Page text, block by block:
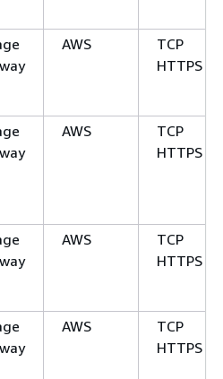
AWS
TCP
HTTPS
AWS
TCP
HTTPS
AWS
TCP
HTTPS
AWS
TCP
HTTPS